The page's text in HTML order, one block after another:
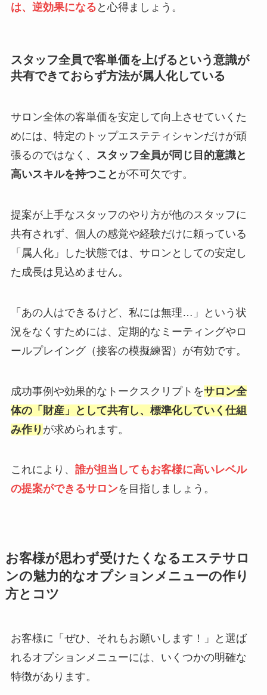
は、逆効果になる と心得ましょう。
スタッフ全員で客単価を上げるという意識が
共有できておらず方法が属人化している
サロン全体の客単価を安定して向上させていくた
めには、特定のトップエステティシャンだけが頑
張るのではなく、 スタッフ全員が同じ目的意識と
高いスキルを持つこと が不可欠です。
提案が上手なスタッフのやり方が他のスタッフに
共有されず、個人の感覚や経験だけに頼っている
「属人化」した状態では、サロンとしての安定し
た成長は見込めません。
「あの人はできるけど、私には無理…」という状
況をなくすためには、定期的なミーティングやロ
ールプレイング（接客の模擬練習）が有効です。
成功事例や効果的なトークスクリプトをサロン全
体の「財産」として共有し、標準化していく仕組
み作り が求められます。
これにより、 誰が担当してもお客様に高いレベル
の提案ができるサロンを目指しましょう。
お客様が思わず受けたくなるエステサロ
ンの魅力的なオプションメニューの作り
方とコツ
お客様に「ぜひ、それもお願いします！」と選ば
れるオプションメニューには、いくつかの明確な
特徴があります。